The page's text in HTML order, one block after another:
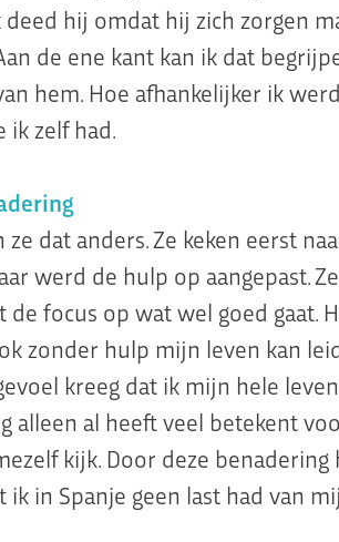
deed hij omdat hij zich zorgen
de ene kant kan ik dat
hem. Hoe afhankelijker ik
zelf had.
ze dat anders. Ze keken eerst
werd de hulp op aangepast.
de focus op wat wel goed gaat.
zonder hulp mijn leven kan
kreeg dat ik mijn hele
alleen al heeft veel betekent
kijk. Door deze
ik in Spanje geen last had van